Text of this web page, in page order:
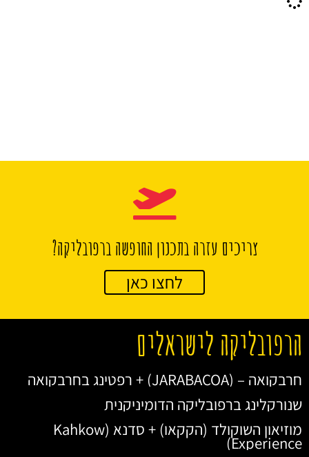
צריכים עזרה בתכנון החופשה ברפובליקה?
לחצו כאן
הרפובליקה לישראלים
חרבקואה – (JARABACOA) + רפטינג בחרבקואה
שנורקלינג ברפובליקה הדומיניקנית
מוזיאון השוקולד (הקקאו) + סדנא (Kahkow
Experience)